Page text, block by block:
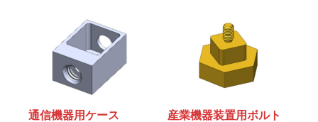
通信機器用ケース 産業機器装置用ボルト